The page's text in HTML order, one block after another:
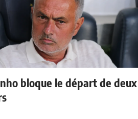
bloque le départ de deux